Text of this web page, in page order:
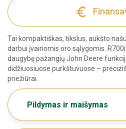
Tai kompaktiškas, tikslus, aukšto
darbui įvairiomis oro sąlygomis.
daugybę pažangių John Deere
didžiuosiuose purkštuvuose –
priežiūrai.
Pildymas ir maišymas